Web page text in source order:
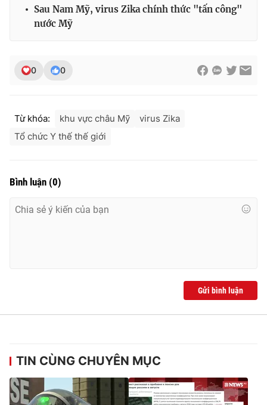
VTV4 Vươn mình bằng AI
THỜI BÁO VTV
Phó Tổng Biên tập:Nguyễn Thị Mỹ Hạnh, Phạm Quốc Thắng,
Ðiện thoại Thời báo VTV:024.66 897 897
Email:toasoan@vtv.vn
Liên hệ quảng cáo:024-7300.7108
Sau Nam Mỹ, virus Zika chính thức "tấn công"
nước Mỹ
0 0
Từ khóa: khu vực châu Mỹ
virus Zika
Tổ chức Y thế thế giới
Bình luận (0)
Gửi bình luận
TIN CÙNG CHUYÊN MỤC